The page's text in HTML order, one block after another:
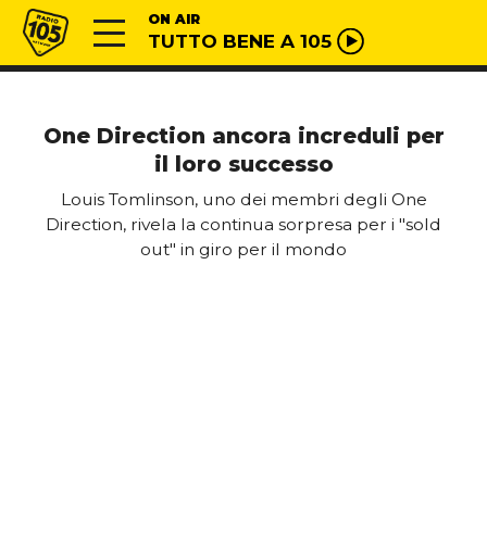
Vai al contenuto
Radio 105 ON AIR
TUTTO BENE A 105
One Direction ancora increduli per
il loro successo
Louis Tomlinson, uno dei membri degli One
Direction, rivela la continua sorpresa per i "sold
out" in giro per il mondo